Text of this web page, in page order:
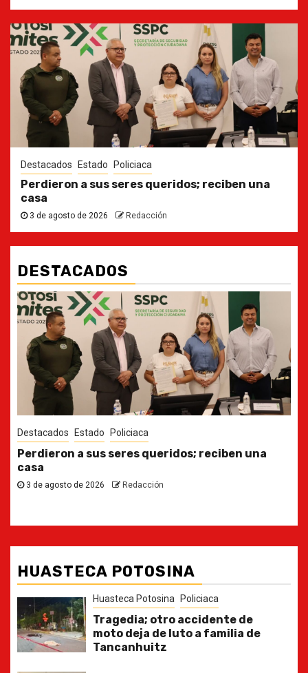
Destacados Estado Policiaca
Perdieron a sus seres queridos; reciben una
casa
3 de agosto de 2026 Redacción
DESTACADOS
Destacados Estado
Ya casi, el quinto informe del Gobernador
30 de julio de 2026
HUASTECA POTOSINA
Huasteca Potosina Policiaca
Tragedia; otro accidente de
moto deja de luto a familia de
Tancanhuitz